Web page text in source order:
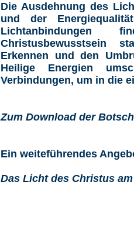
Die Ausdehnung des
und der
Christusbewusstsein
Erkennen und den
Heilige Energien
Verbindungen, um in die
Zum Download der
Ein weiteführendes
Das Licht des Christus